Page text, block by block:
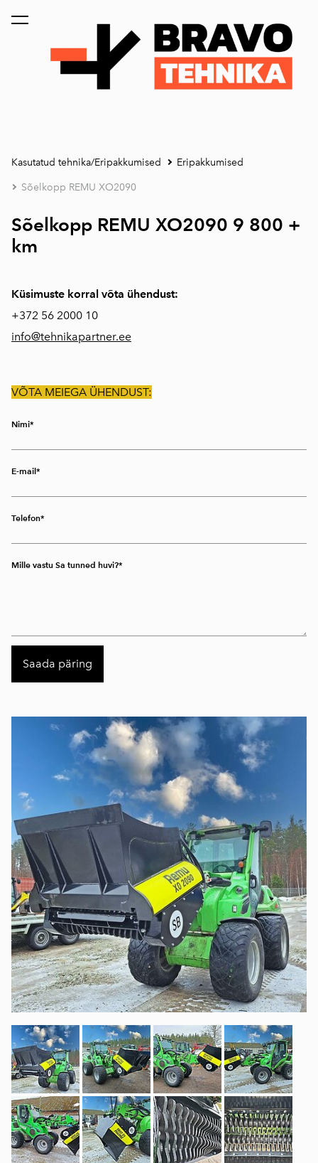
lisati ostukorvi. Vaata ostukorvi
Kasutatud tehnika/Eripakkumised Eripakkumised
Sõelkopp REMU XO2090
Sõelkopp REMU XO2090 9 800 +
km
Küsimuste korral võta ühendust:
+372 56 2000 10
info@tehnikapartner.ee
VÕTA MEIEGA ÜHENDUST:
Nimi
E-mail
Telefon
Mille vastu Sa tunned huvi?